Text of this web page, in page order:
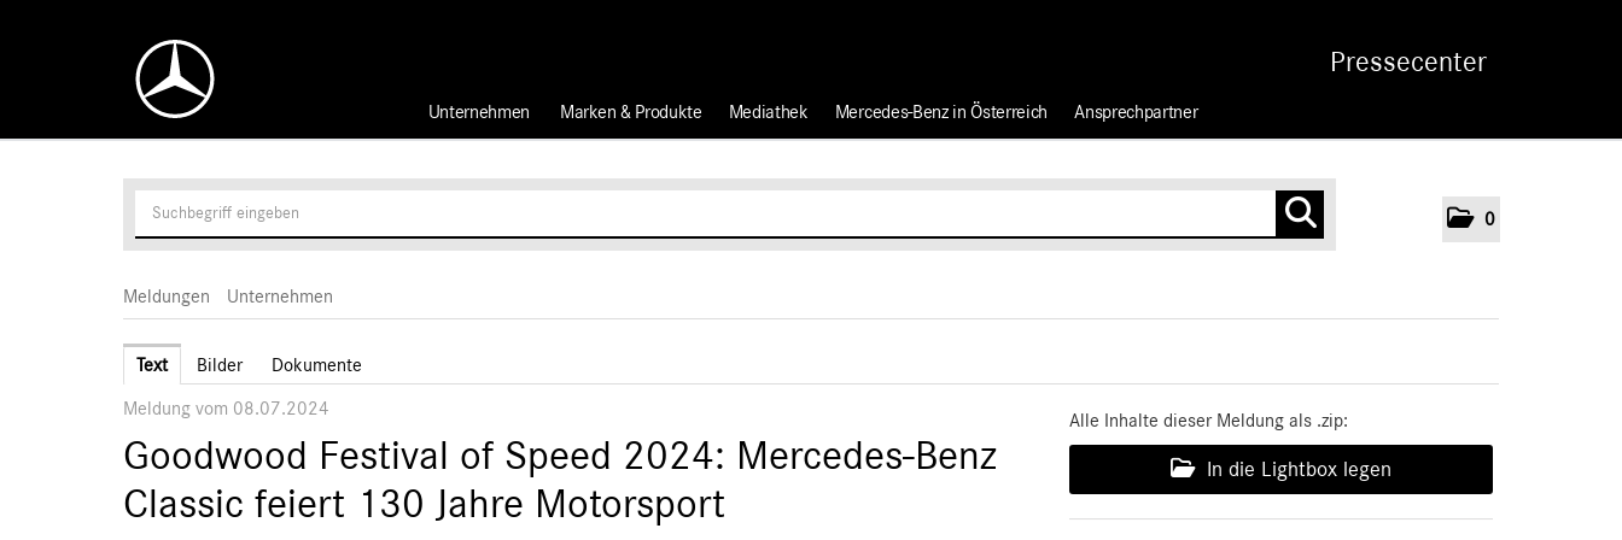
Pressecenter
0
Unternehmen Marken & Produkte Mediathek Mercedes-Benz in Österreich Ansprechpartner
Meldungen Unternehmen
Text Bilder Dokumente
Meldung vom 08.07.2024
Goodwood Festival of Speed 2024: Mercedes-Benz
Classic feiert 130 Jahre Motorsport
Alle Inhalte dieser Meldung als .zip:
In die Lightbox legen